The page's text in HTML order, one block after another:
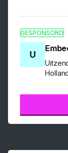
GESPONSORD
U